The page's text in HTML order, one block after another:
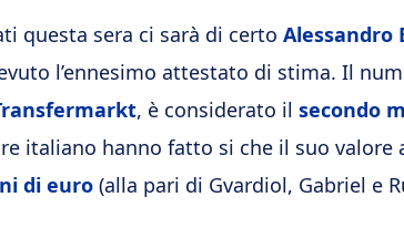
questa sera ci sarà di certo Alessandro
l’ennesimo attestato di stima. Il
, è considerato il secondo
italiano hanno fatto si che il suo valore
di euro (alla pari di Gvardiol, Gabriel e